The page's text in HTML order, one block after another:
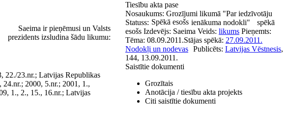
Saeima ir pieņēmusi un Valsts
prezidents izsludina šādu likumu:
22./23.nr.; Latvijas Republikas
2000, 5.nr.; 2001, 1.,
1., 2., 15., 16.nr.; Latvijas
Tiesību akta pase
Nosaukums: Grozījumi likumā "Par iedzīvotāju
ienākuma nodokli"
Statuss: Spēkā esošs
spēkā
esošs Izdevējs: Saeima Veids: likums Pieņemts:
08.09.2011.Stājas spēkā: 27.09.2011.
Tēma:
Nodokļi un nodevas Publicēts: Latvijas Vēstnesis,
144, 13.09.2011.
Saistītie dokumenti
Grozītais
Anotācija / tiesību akta projekts
Citi saistītie dokumenti